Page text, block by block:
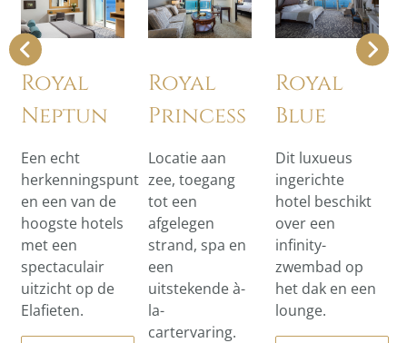
Royal
Neptun
Een echt
herkenningspunt
en een van de
hoogste hotels
met een
spectaculair
uitzicht op de
Elafieten.
Royal
Princess
Locatie aan
zee, toegang
tot een
afgelegen
strand, spa en
een
uitstekende à-
la-
cartervaring.
Royal
Blue
Dit luxueus
ingerichte
hotel beschikt
over een
infinity-
zwembad op
het dak en een
lounge.